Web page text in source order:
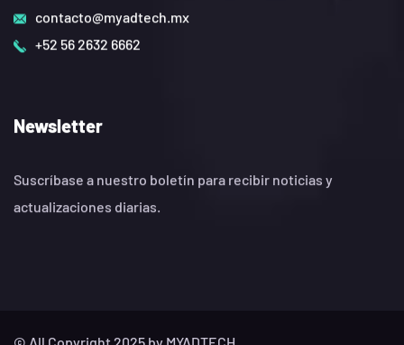
contacto@myadtech.mx
+52 56 2632 6662
Newsletter
Suscríbase a nuestro boletín para recibir noticias y
actualizaciones diarias.